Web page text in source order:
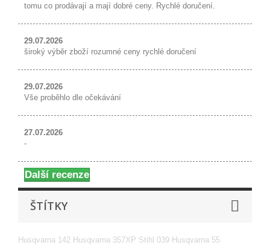
tomu co prodávají a mají dobré ceny. Rychlé doručení.
29.07.2026
široký výběr zboží rozumné ceny rychlé doručení
29.07.2026
Vše proběhlo dle očekávání
27.07.2026
-
Další recenze
ŠTÍTKY
Husqvarna 142 Husqvarna 357XP Stihl 039 Husqvarna 55